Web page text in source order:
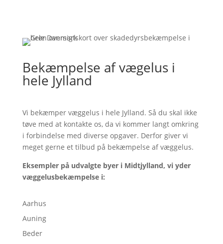
Bekæmpelse af vægelus i
hele Jylland
Vi bekæmper væggelus i hele Jylland. Så du skal ikke
tøve med at kontakte os, da vi kommer langt omkring
i forbindelse med diverse opgaver. Derfor giver vi
meget gerne et tilbud på bekæmpelse af væggelus.
Eksempler på udvalgte byer i Midtjylland, vi yder
væggelusbekæmpelse i:
Aarhus
Auning
Beder